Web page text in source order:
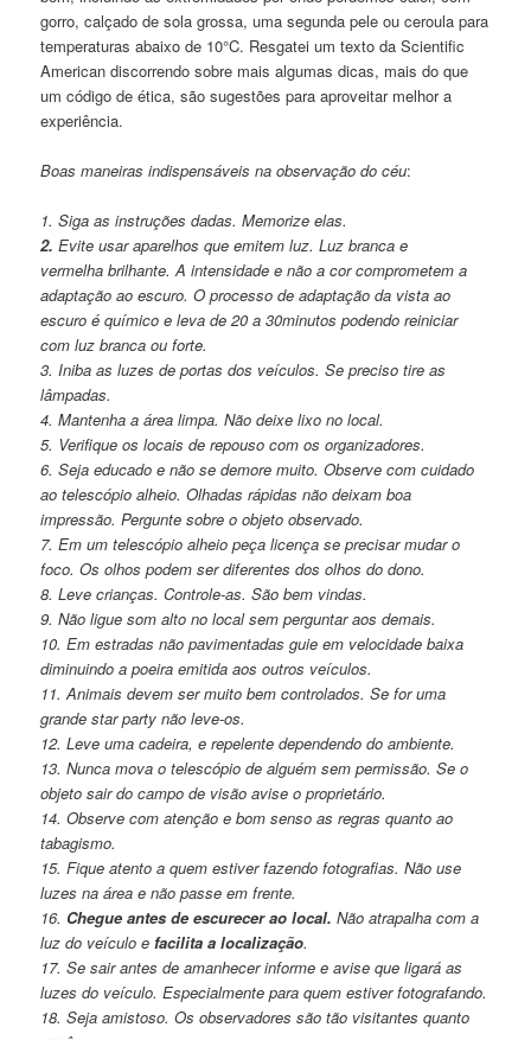
gorro, calçado de sola grossa, uma segunda pele ou ceroula para
temperaturas abaixo de 10°C. Resgatei um texto da Scientific
American discorrendo sobre mais algumas dicas, mais do que
um código de ética, são sugestões para aproveitar melhor a
experiência.
Boas maneiras indispensáveis na observação do céu:
1. Siga as instruções dadas. Memorize elas.
2. Evite usar aparelhos que emitem luz. Luz branca e
vermelha brilhante. A intensidade e não a cor comprometem a
adaptação ao escuro. O processo de adaptação da vista ao
escuro é químico e leva de 20 a 30minutos podendo reiniciar
com luz branca ou forte.
3. Iniba as luzes de portas dos veículos. Se preciso tire as
lâmpadas.
4. Mantenha a área limpa. Não deixe lixo no local.
5. Verifique os locais de repouso com os organizadores.
6. Seja educado e não se demore muito. Observe com cuidado
ao telescópio alheio. Olhadas rápidas não deixam boa
impressão. Pergunte sobre o objeto observado.
7. Em um telescópio alheio peça licença se precisar mudar o
foco. Os olhos podem ser diferentes dos olhos do dono.
8. Leve crianças. Controle-as. São bem vindas.
9. Não ligue som alto no local sem perguntar aos demais.
10. Em estradas não pavimentadas guie em velocidade baixa
diminuindo a poeira emitida aos outros veículos.
11. Animais devem ser muito bem controlados. Se for uma
grande star party não leve-os.
12. Leve uma cadeira, e repelente dependendo do ambiente.
13. Nunca mova o telescópio de alguém sem permissão. Se o
objeto sair do campo de visão avise o proprietário.
14. Observe com atenção e bom senso as regras quanto ao
tabagismo.
15. Fique atento a quem estiver fazendo fotografias. Não use
luzes na área e não passe em frente.
16. Chegue antes de escurecer ao local.Não atrapalha com a
luz do veículo e facilita a localização.
17. Se sair antes de amanhecer informe e avise que ligará as
luzes do veículo. Especialmente para quem estiver fotografando.
18. Seja amistoso. Os observadores são tão visitantes quanto